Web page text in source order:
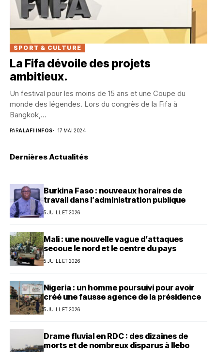
SPORT & CULTURE
La Fifa dévoile des projets
ambitieux.
Un festival pour les moins de 15 ans et une Coupe du
monde des légendes. Lors du congrès de la Fifa à
Bangkok,...
PARALAFI INFOS 17 MAI 2024
Dernières Actualités
Burkina Faso : nouveaux horaires de
travail dans l’administration publique
5 JUILLET 2026
Mali : une nouvelle vague d’attaques
secoue le nord et le centre du pays
5 JUILLET 2026
Nigeria : un homme poursuivi pour avoir
créé une fausse agence de la présidence
5 JUILLET 2026
Drame fluvial en RDC : des dizaines de
morts et de nombreux disparus à Ilebo